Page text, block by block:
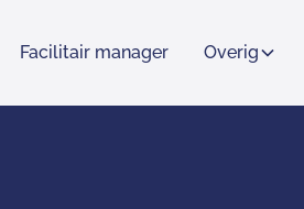
Facilitair manager Overig